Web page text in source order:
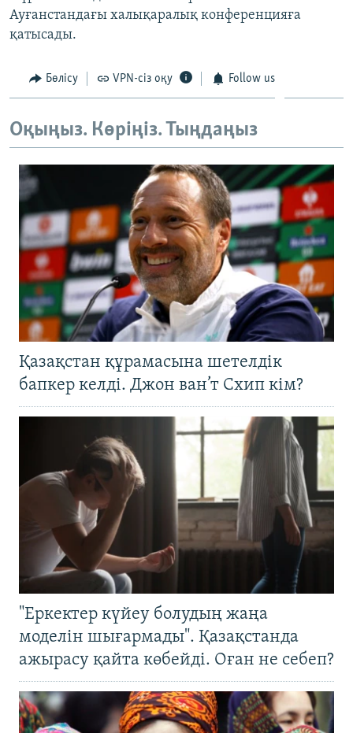
Ауғанстандағы халықаралық конференцияға
қатысады.
Бөлісу VPN-сіз оқу Follow us
Оқыңыз. Көріңіз. Тыңдаңыз
Қазақстан құрамасына шетелдік
бапкер келді. Джон ван’т Схип кім?
"Еркектер күйеу болудың жаңа
моделін шығармады". Қазақстанда
ажырасу қайта көбейді. Оған не себеп?